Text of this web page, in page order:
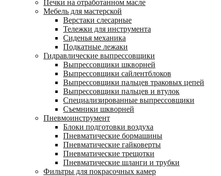
Печки на отработанном масле
Мебель для мастерской
Верстаки слесарные
Тележки для инструмента
Сиденья механика
Подкатные лежаки
Гидравлические выпрессовщики
Выпрессовщики шкворней
Выпрессовщики сайлентблоков
Выпрессовщики пальцев траковых цепей
Выпрессовщики пальцев и втулок
Специализированные выпрессовщики
Cъемники шкворней
Пневмоинструмент
Блоки подготовки воздуха
Пневматические бормашины
Пневматические гайковерты
Пневматические трещотки
Пневматические шланги и трубки
Фильтры для покрасочных камер